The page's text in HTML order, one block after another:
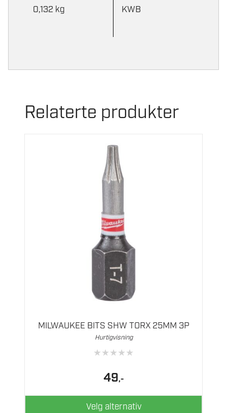
0,132 kg
KWB
Relaterte produkter
MILWAUKEE BITS SHW TORX 25MM 3P
Hurtigvisning
★★★★★
49,-
Velg alternativ
flere
produktsiden